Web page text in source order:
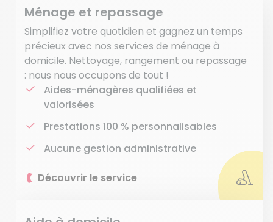
Ménage et repassage
Simplifiez votre quotidien et gagnez un temps
précieux avec nos services de ménage à
domicile. Nettoyage, rangement ou repassage
: nous nous occupons de tout !
Aides-ménagères qualifiées et
valorisées
Prestations 100 % personnalisables
Aucune gestion administrative
Découvrir le service